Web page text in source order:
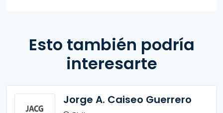
Esto también podría
interesarte
Jorge A. Caiseo Guerrero